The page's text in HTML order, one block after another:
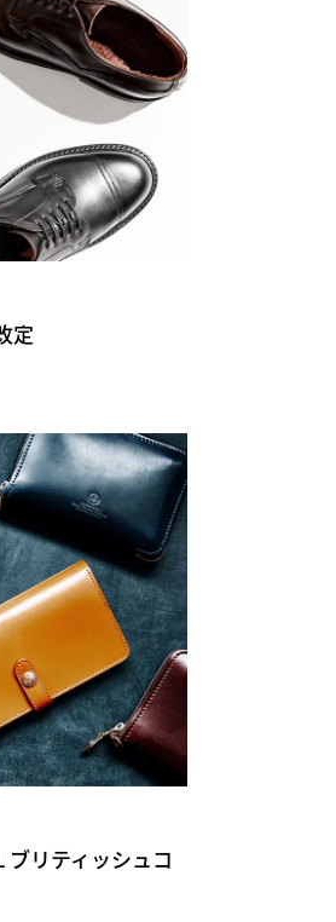
定
ブリティッシュコ